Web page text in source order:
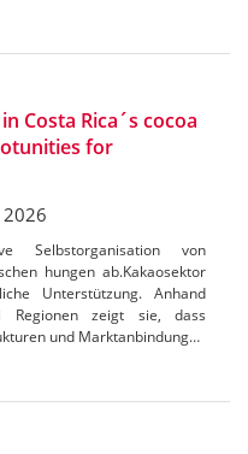
Costa Rica´s cocoa
for
Selbstorganisation von
hungen ab.Kakaosektor
Unterstützung. Anhand
Regionen zeigt sie, dass
und Marktanbindung…